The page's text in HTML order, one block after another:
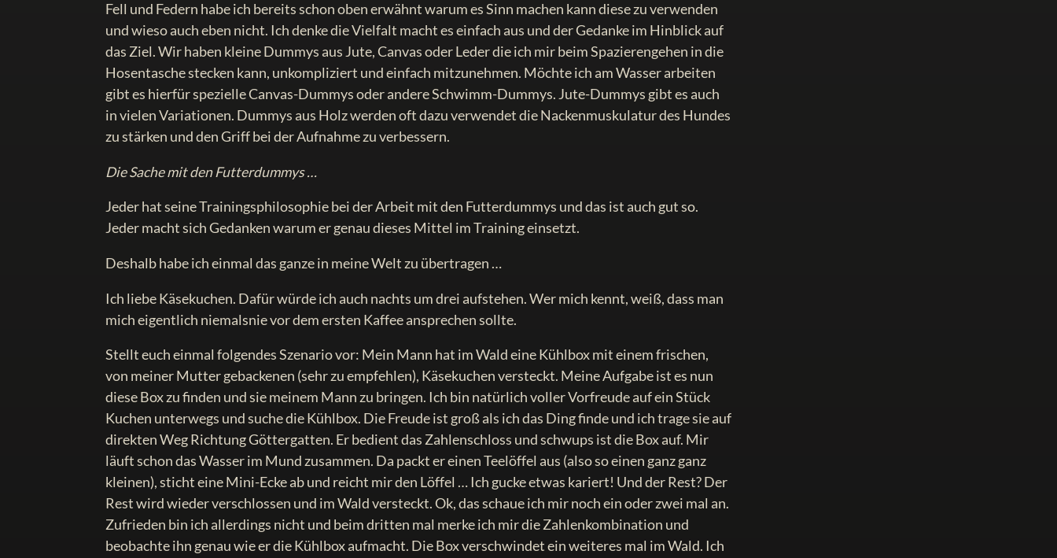
Fell und Federn habe ich bereits schon oben erwähnt warum es Sinn machen kann diese zu verwenden
und wieso auch eben nicht. Ich denke die Vielfalt macht es einfach aus und der Gedanke im Hinblick auf
das Ziel. Wir haben kleine Dummys aus Jute, Canvas oder Leder die ich mir beim Spazierengehen in die
Hosentasche stecken kann, unkompliziert und einfach mitzunehmen. Möchte ich am Wasser arbeiten
gibt es hierfür spezielle Canvas-Dummys oder andere Schwimm-Dummys. Jute-Dummys gibt es auch
in vielen Variationen. Dummys aus Holz werden oft dazu verwendet die Nackenmuskulatur des Hundes
zu stärken und den Griff bei der Aufnahme zu verbessern.
Die Sache mit den Futterdummys …
Jeder hat seine Trainingsphilosophie bei der Arbeit mit den Futterdummys und das ist auch gut so.
Jeder macht sich Gedanken warum er genau dieses Mittel im Training einsetzt.
Deshalb habe ich einmal das ganze in meine Welt zu übertragen …
Ich liebe Käsekuchen. Dafür würde ich auch nachts um drei aufstehen. Wer mich kennt, weiß, dass man
mich eigentlich niemalsnie vor dem ersten Kaffee ansprechen sollte.
Stellt euch einmal folgendes Szenario vor: Mein Mann hat im Wald eine Kühlbox mit einem frischen,
von meiner Mutter gebackenen (sehr zu empfehlen), Käsekuchen versteckt. Meine Aufgabe ist es nun
diese Box zu finden und sie meinem Mann zu bringen. Ich bin natürlich voller Vorfreude auf ein Stück
Kuchen unterwegs und suche die Kühlbox. Die Freude ist groß als ich das Ding finde und ich trage sie auf
direkten Weg Richtung Göttergatten. Er bedient das Zahlenschloss und schwups ist die Box auf. Mir
läuft schon das Wasser im Mund zusammen. Da packt er einen Teelöffel aus (also so einen ganz ganz
kleinen), sticht eine Mini-Ecke ab und reicht mir den Löffel … Ich gucke etwas kariert! Und der Rest? Der
Rest wird wieder verschlossen und im Wald versteckt. Ok, das schaue ich mir noch ein oder zwei mal an.
Zufrieden bin ich allerdings nicht und beim dritten mal merke ich mir die Zahlenkombination und
beobachte ihn genau wie er die Kühlbox aufmacht. Die Box verschwindet ein weiteres mal im Wald. Ich